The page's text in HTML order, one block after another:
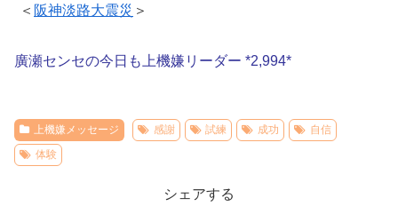
＜ 阪神淡路大震災 ＞
廣瀬センセの今日も上機嫌リーダー *2,994*
上機嫌メッセージ 感謝 試練 成功
自信
体験
シェアする